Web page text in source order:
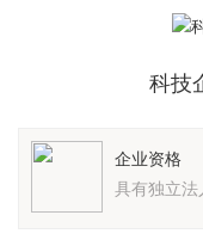
科技
企业资格
具有独立